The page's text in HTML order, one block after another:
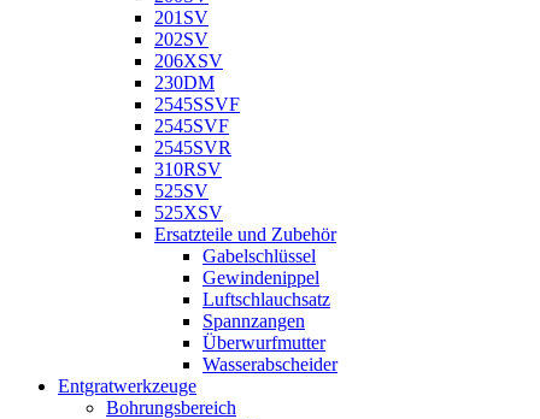
201SV
202SV
206XSV
230DM
2545SSVF
2545SVF
2545SVR
310RSV
525SV
525XSV
Ersatzteile und Zubehör
Gabelschlüssel
Gewindenippel
Luftschlauchsatz
Spannzangen
Überwurfmutter
Wasserabscheider
Entgratwerkzeuge
Bohrungsbereich